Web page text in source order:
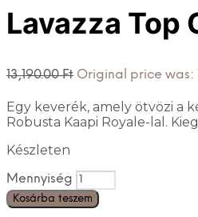
Lavazza Top
13,190.00Ft Original price was:
Egy keverék, amely ötvözi a
Robusta Kaapi Royale-lal.
Készleten
Mennyiség
Kosárba teszem